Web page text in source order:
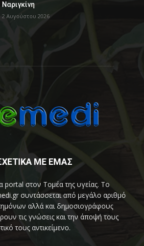
Ναριγκίνη
2 Αυγούστου 2026
ΜΕ ΕΜΑΣ
portal στον Τομέα της υγείας. Το
συντάσσεται από μεγάλο αριθμό
αλλά και δημοσιογράφους
τις γνώσεις και την άποψή τους
τους αντικείμενο.